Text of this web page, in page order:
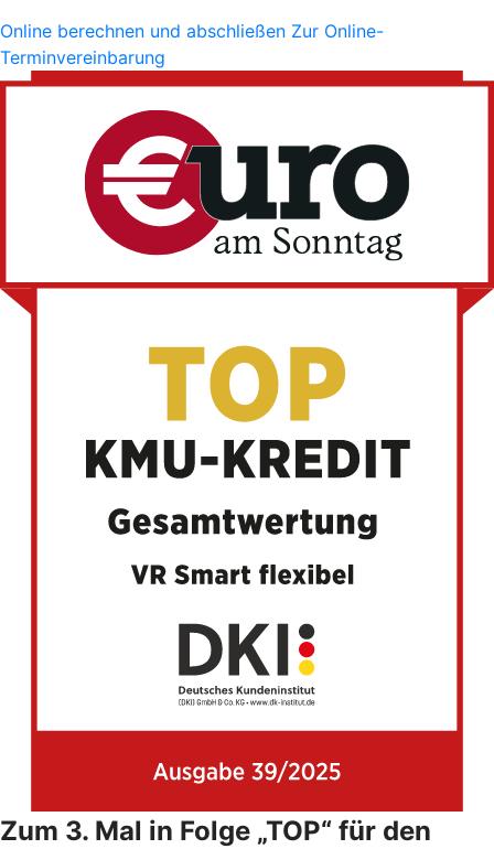
Online berechnen und abschließen Zur Online-
Terminvereinbarung
Zum 3. Mal in Folge „TOP“ für den